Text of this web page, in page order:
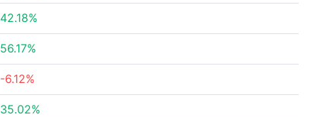
42.18%
56.17%
-6.12%
35.02%